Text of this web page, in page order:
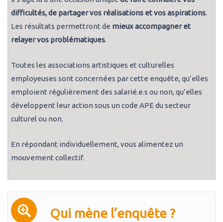
difficultés, de partager vos réalisations et vos aspirations.
Les résultats permettront de mieux accompagner et
relayer vos problématiques.
Toutes les associations artistiques et culturelles
employeuses sont concernées par cette enquête, qu’elles
emploient régulièrement des salarié.e.s ou non, qu’elles
développent leur action sous un code APE du secteur
culturel ou non.
En répondant individuellement, vous alimentez un
mouvement collectif.
Qui mène l’enquête ?